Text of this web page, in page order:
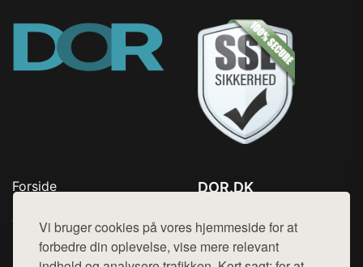
Vi bruger cookies på vores hjemmeside for at
forbedre din oplevelse, vise mere relevant
Forside
Top Rabatter
Kontakt
DOR.DK
Mail: hej@want.dk